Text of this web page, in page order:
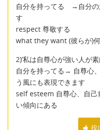
自分を持ってる →自分
す
respect 尊敬する
what they want (彼らが)
2)’私は自尊心が強い人が
自分を持ってる→ 自尊心
う風にも表現できます
self esteem 自尊心、自
い傾向にある
役